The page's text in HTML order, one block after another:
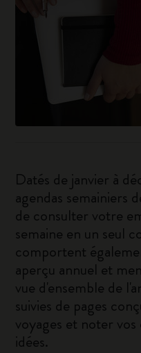
Datés de janvier à
agendas semainiers
de consulter votre
semaine en un seul
comportent
aperçu annuel et
vue d'ensemble de
suivies de pages
voyages et noter
idées.